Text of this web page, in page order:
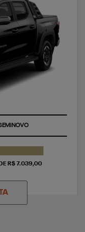
DE R$ 7.039,00